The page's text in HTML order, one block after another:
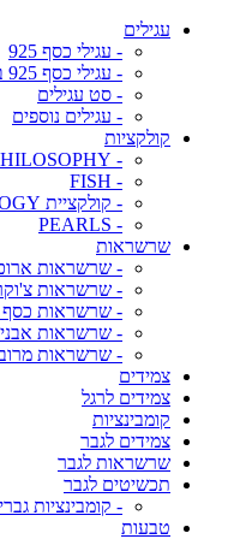
עגילים
- עגילי כסף 925
- עגילי כסף 925 בציפוי זהב מיקרוני
- סט עגילים
- עגילים נוספים
קולקציות
- PHILOSOPHY
- FISH
- קולקציית MYTHOLOGY
- PEARLS
שרשראות
- שרשראות
- שרשראות
- שרשראות כסף 925
- שרשראות
- שרשראות
צמידים
צמידים לרגל
קומבינציות
צמידים לגבר
שרשראות לגבר
תכשיטים לגבר
- קומבינציות
טבעות